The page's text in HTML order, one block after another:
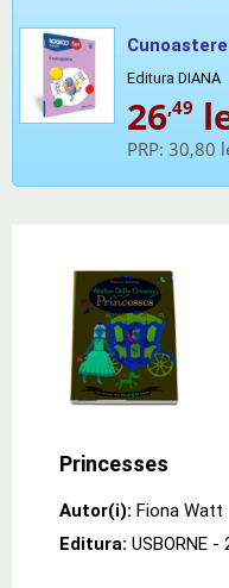
Editura DIANA
26,49
PRP: 30,80
Princesses
Autor(i): Fiona Watt
Editura: USBORNE -